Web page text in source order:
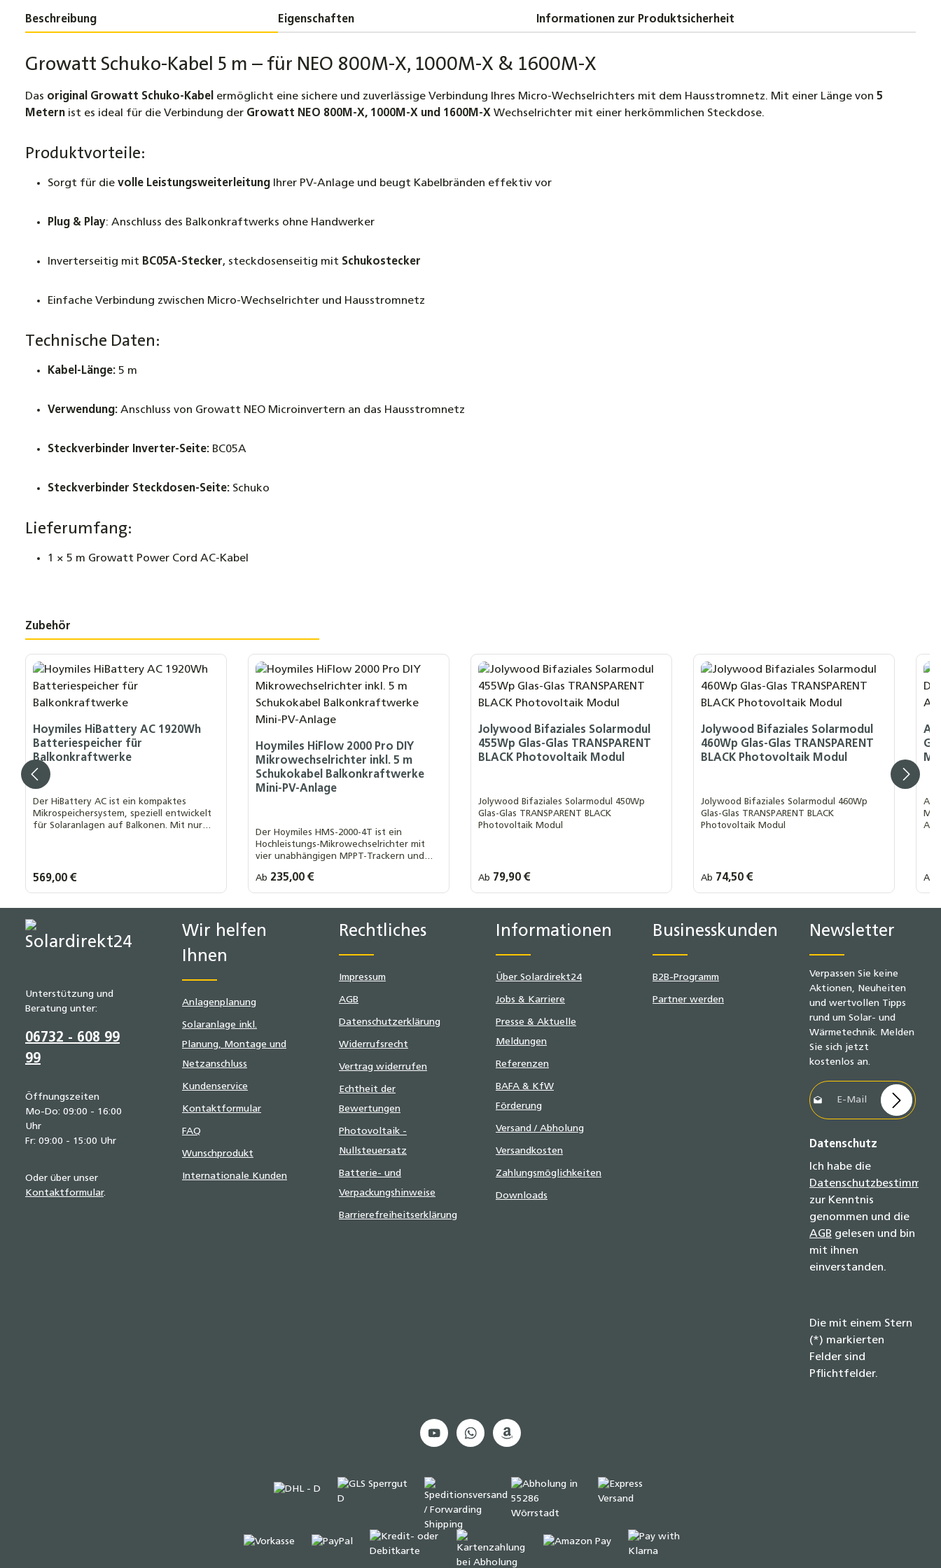
Beschreibung Eigenschaften Informationen zur Produktsicherheit
Growatt Schuko-Kabel 5 m – für NEO 800M-X, 1000M-X & 1600M-X
Das original Growatt Schuko-Kabel ermöglicht eine sichere und zuverlässige Verbindung Ihres Micro-Wechselrichters mit dem Hausstromnetz. Mit einer Länge von 5
Metern ist es ideal für die Verbindung der Growatt NEO 800M-X, 1000M-X und 1600M-X Wechselrichter mit einer herkömmlichen Steckdose.
Produktvorteile:
Sorgt für die volle Leistungsweiterleitung Ihrer PV-Anlage und beugt Kabelbränden effektiv vor
Plug & Play: Anschluss des Balkonkraftwerks ohne Handwerker
Inverterseitig mit BC05A-Stecker, steckdosenseitig mit Schukostecker
Einfache Verbindung zwischen Micro-Wechselrichter und Hausstromnetz
Technische Daten:
Kabel-Länge: 5 m
Verwendung: Anschluss von Growatt NEO Microinvertern an das Hausstromnetz
Steckverbinder Inverter-Seite: BC05A
Steckverbinder Steckdosen-Seite: Schuko
Lieferumfang:
1 × 5 m Growatt Power Cord AC-Kabel
Zubehör
Produktgalerie überspringen
Hoymiles HiBattery AC 1920Wh
Batteriespeicher für
Balkonkraftwerke
Der HiBattery AC ist ein kompaktes
Mikrospeichersystem, speziell entwickelt
für Solaranlagen auf Balkonen. Mit nur
installieren
Regulärer Preis:
569,00 €
Hoymiles HiFlow 2000 Pro DIY
Mikrowechselrichter inkl. 5 m
Schukokabel Balkonkraftwerke
Mini-PV-Anlage
Der Hoymiles HMS-2000-4T ist ein
Hochleistungs-Mikrowechselrichter mit
vier unabhängigen MPPT-Trackern und
Er ist optimal für größere Balkon- oder
Dachanlagen mit vier Solarmodulen
Regulärer Preis:
Ab 235,00 €
Ihre MwSt. Auswahl::
0 % MwSt. nach § 12 Abs. 3 UstG
Jolywood Bifaziales Solarmodul
455Wp Glas-Glas TRANSPARENT
BLACK Photovoltaik Modul
Jolywood Bifaziales Solarmodul 450Wp
Glas-Glas TRANSPARENT BLACK
Photovoltaik Modul
Regulärer Preis:
Ab 79,90 €
Ihre MwSt. Auswahl::
0 % MwSt. nach § 12 Abs. 3 UstG
Jolywood Bifaziales Solarmodul
460Wp Glas-Glas TRANSPARENT
BLACK Photovoltaik Modul
Jolywood Bifaziales Solarmodul 460Wp
Glas-Glas TRANSPARENT BLACK
Photovoltaik Modul
Regulärer Preis:
Ab 74,50 €
Ihre MwSt. Auswahl::
0 % MwSt. nach § 12 Abs. 3 UstG
Ab
Unterstützung und
Beratung unter:
06732 - 608 99
99
Öffnungszeiten
Mo-Do: 09:00 - 16:00
Uhr
Fr: 09:00 - 15:00 Uhr
Oder über unser
Kontaktformular.
Wir helfen
Ihnen
Anlagenplanung
Solaranlage inkl.
Planung, Montage und
Netzanschluss
Kundenservice
Kontaktformular
FAQ
Wunschprodukt
Internationale Kunden
Rechtliches
Impressum
AGB
Datenschutzerklärung
Widerrufsrecht
Vertrag widerrufen
Echtheit der
Bewertungen
Photovoltaik -
Nullsteuersatz
Batterie- und
Verpackungshinweise
Barrierefreiheitserklärung
Informationen
Über Solardirekt24
Jobs & Karriere
Presse & Aktuelle
Meldungen
Referenzen
BAFA & KfW
Förderung
Versand / Abholung
Versandkosten
Zahlungsmöglichkeiten
Downloads
Businesskunden
B2B-Programm
Partner werden
Newsletter
Verpassen Sie keine
Aktionen, Neuheiten
und wertvollen Tipps
rund um Solar- und
Wärmetechnik. Melden
Sie sich jetzt
kostenlos an.
E-Mail-Adresse*
Datenschutz
Ich habe die
zur Kenntnis
genommen und die
AGB gelesen und bin
mit ihnen
einverstanden.
Die mit einem Stern
(*) markierten
Felder sind
Pflichtfelder.